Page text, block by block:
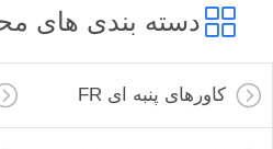
دسته بندی های
کاورهای پنبه ای FR